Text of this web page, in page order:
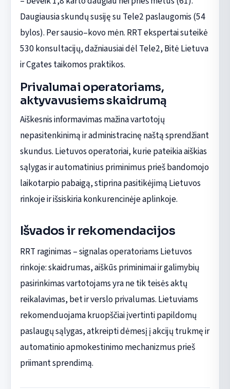
Daugiausia skundų susiję su Tele2 paslaugomis (54
bylos). Per sausio–kovo mėn. RRT ekspertai suteikė
530 konsultacijų, dažniausiai dėl Tele2, Bitė Lietuva
ir Cgates taikomos praktikos.
Privalumai operatoriams,
aktyvavusiems skaidrumą
Aiškesnis informavimas mažina vartotojų
nepasitenkinimą ir administracinę naštą sprendžiant
skundus. Lietuvos operatoriai, kurie pateikia aiškias
sąlygas ir automatinius priminimus prieš bandomojo
laikotarpio pabaigą, stiprina pasitikėjimą Lietuvos
rinkoje ir išsiskiria konkurencinėje aplinkoje.
Išvados ir rekomendacijos
RRT raginimas – signalas operatoriams Lietuvos
rinkoje: skaidrumas, aiškūs priminimai ir galimybių
pasirinkimas vartotojams yra ne tik teisės aktų
reikalavimas, bet ir verslo privalumas. Lietuviams
rekomenduojama kruopščiai įvertinti papildomų
paslaugų sąlygas, atkreipti dėmesį į akcijų trukmę ir
automatinio apmokestinimo mechanizmus prieš
priimant sprendimą.